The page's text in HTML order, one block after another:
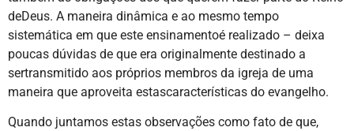
deDeus. A maneira dinâmica e ao mesmo tempo
sistemática em que este ensinamentoé realizado – deixa
poucas dúvidas de que era originalmente destinado a
sertransmitido aos próprios membros da igreja de uma
maneira que aproveita estascaracterísticas do evangelho.
Quando juntamos estas observações como fato de que,